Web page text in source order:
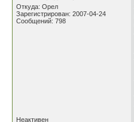
Откуда: Орел
Зарегистрирован: 2007-04-24
Сообщений: 798
Неактивен